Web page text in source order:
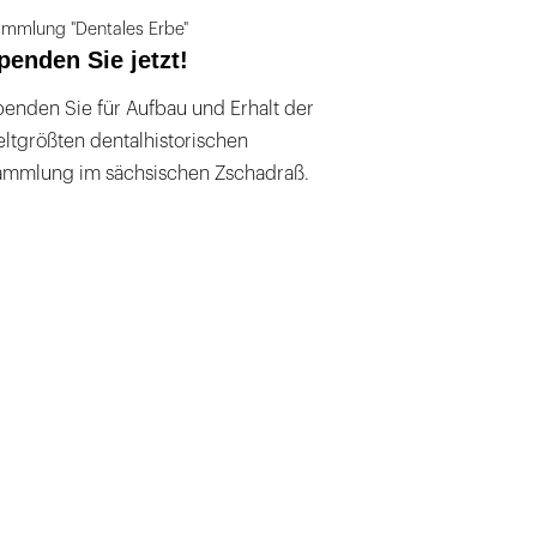
"Dentales Erbe"
Sie jetzt!
Sie für Aufbau und Erhalt der
dentalhistorischen
im sächsischen Zschadraß.